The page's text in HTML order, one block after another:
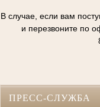
В случае, если вам
и перезвоните по
ПРЕСС-СЛУЖБА